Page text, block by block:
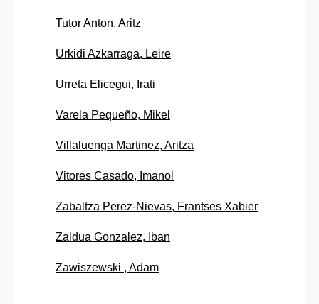
Tutor Anton, Aritz
Urkidi Azkarraga, Leire
Urreta Elicegui, Irati
Varela Pequeño, Mikel
Villaluenga Martinez, Aritza
Vitores Casado, Imanol
Zabaltza Perez-Nievas, Frantses Xabier
Zaldua Gonzalez, Iban
Zawiszewski , Adam